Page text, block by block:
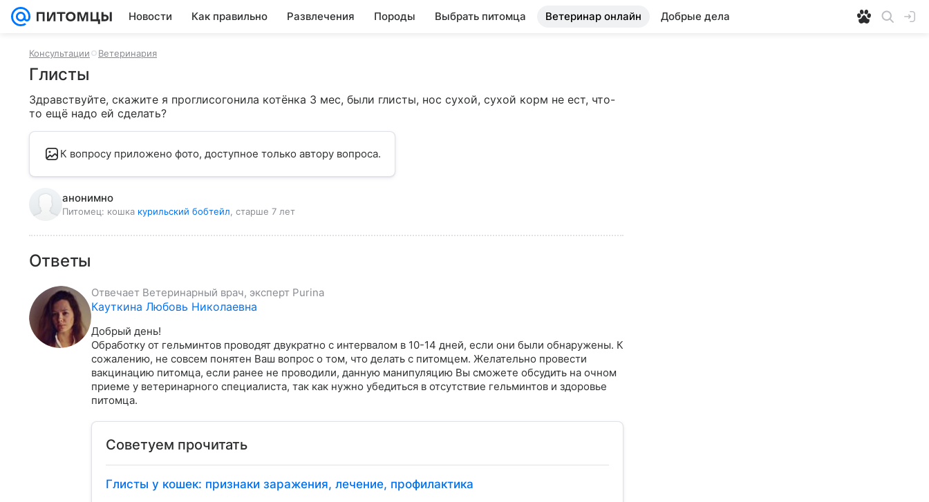
Новости Как правильно Развлечения Породы Выбрать питомца Ветеринар онлайн Добрые дела
Консультации Ветеринария
Глисты
Здравствуйте, скажите я проглисогонила котёнка 3 мес, были глисты, нос сухой, сухой корм не ест, что-
то ещё надо ей сделать?
К вопросу приложено фото, доступное только автору вопроса.
анонимно
Питомец: кошка курильский бобтейл , старше 7 лет
Ответы
Отвечает Ветеринарный врач, эксперт Purina
Кауткина Любовь Николаевна
Добрый день!
Обработку от гельминтов проводят двукратно с интервалом в 10-14 дней, если они были обнаружены. К
сожалению, не совсем понятен Ваш вопрос о том, что делать с питомцем. Желательно провести
вакцинацию питомца, если ранее не проводили, данную манипуляцию Вы сможете обсудить на очном
приеме у ветеринарного специалиста, так как нужно убедиться в отсутствие гельминтов и здоровье
питомца.
Советуем прочитать
Глисты у кошек: признаки заражения, лечение, профилактика